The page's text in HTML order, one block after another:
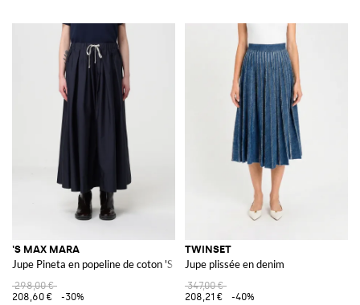
'S MAX MARA
Jupe Pineta en popeline de coton 'S Max Mara
298,00 €
208,60 €
-30%
TWINSET
Jupe plissée en denim
347,00 €
208,21 €
-40%